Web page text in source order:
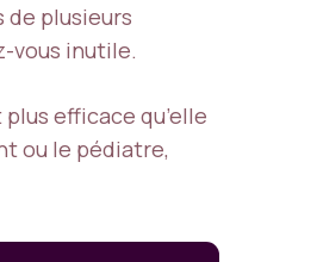
de plusieurs
vous inutile.
efficace qu’elle
ou le pédiatre,